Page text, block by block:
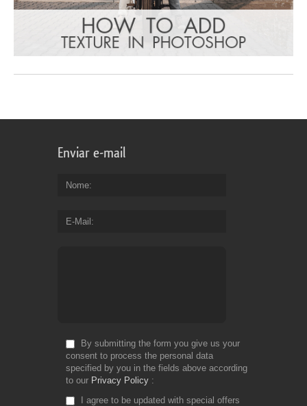
Enviar e-mail
Nome
E-Mail
By submitting the form you give us your
consent to process the personal data
specified by you in the fields above according
to our Privacy Policy
I agree to be updated with special offers